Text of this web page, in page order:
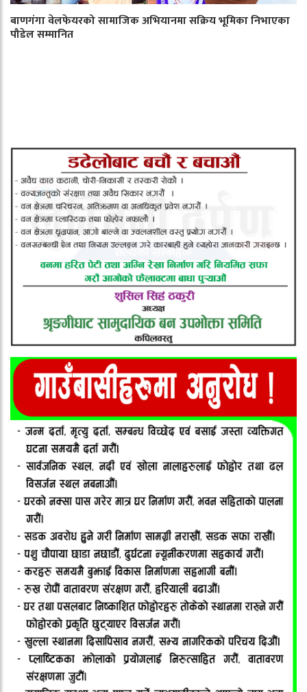
बाणगंगा वेलफेयरको सामाजिक अभियानमा सक्रिय भूमिका निभाएका
पौडेल सम्मानित